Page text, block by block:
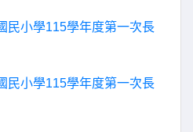
民小學115學年度第一次長
民小學115學年度第一次長